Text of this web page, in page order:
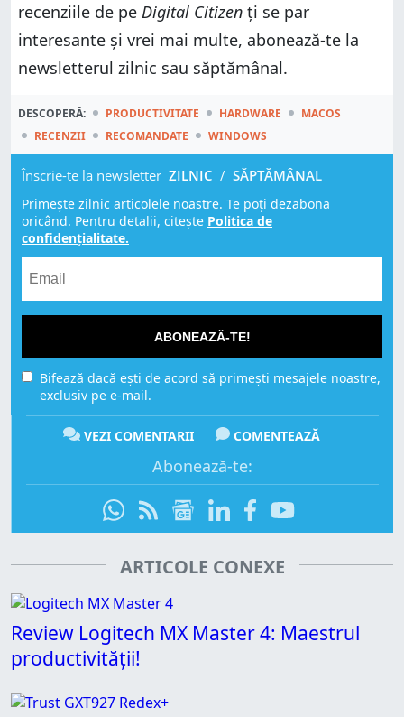
recenziile de pe Digital Citizen ți se par
interesante și vrei mai multe, abonează-te la
newsletterul zilnic sau săptămânal.
DESCOPERĂ: PRODUCTIVITATE HARDWARE
MACOS
RECENZII
RECOMANDATE WINDOWS
Înscrie-te la newsletter ZILNIC / SĂPTĂMÂNAL
Primește zilnic articolele noastre. Te poți dezabona
oricând. Pentru detalii, citește Politica de
confidențialitate.
ABONEAZĂ-TE!
Bifează dacă ești de acord să primești mesajele noastre,
exclusiv pe e-mail.
VEZI COMENTARII COMENTEAZĂ
Abonează-te:
ARTICOLE CONEXE
Review Logitech MX Master 4: Maestrul
productivității!